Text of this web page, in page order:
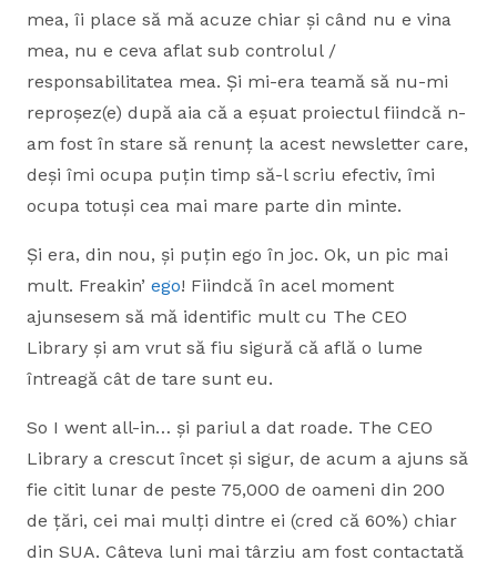
mea, îi place să mă acuze chiar și când nu e vina
mea, nu e ceva aflat sub controlul /
responsabilitatea mea. Și mi-era teamă să nu-mi
reproșez(e) după aia că a eșuat proiectul fiindcă n-
am fost în stare să renunț la acest newsletter care,
deși îmi ocupa puțin timp să-l scriu efectiv, îmi
ocupa totuși cea mai mare parte din minte.
Și era, din nou, și puțin ego în joc. Ok, un pic mai
mult. Freakin’ ego! Fiindcă în acel moment
ajunsesem să mă identific mult cu The CEO
Library și am vrut să fiu sigură că află o lume
întreagă cât de tare sunt eu.
So I went all-in… și pariul a dat roade. The CEO
Library a crescut încet și sigur, de acum a ajuns să
fie citit lunar de peste 75,000 de oameni din 200
de țări, cei mai mulți dintre ei (cred că 60%) chiar
din SUA. Câteva luni mai târziu am fost contactată